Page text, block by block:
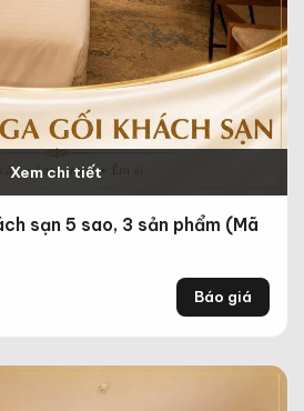
Xem chi tiết
sạn 5 sao, 3 sản phẩm (Mã
Báo giá